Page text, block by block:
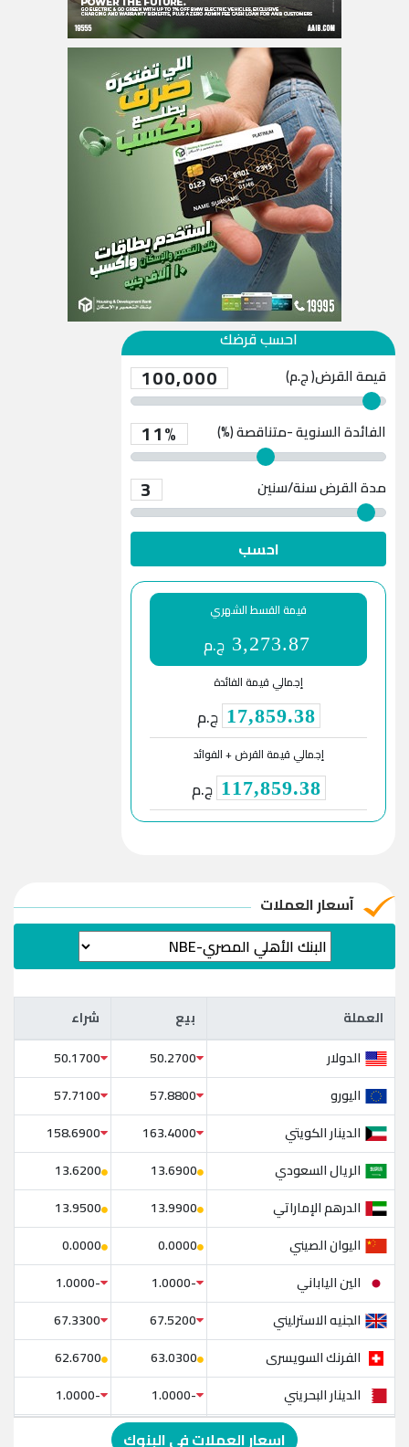
احسب قرضك
قيمة القرض( ج.م) 100,000
الفائدة السنوية -متناقصة (%) 11%
مدة القرض 3 سنة/سنين
احسب
قيمة القسط الشهري
3,273.87 ج.م
إجمالي قيمة الفائدة
17,859.38 ج.م
إجمالي قيمة القرض + الفوائد
117,859.38 ج.م
آسعار العملات
العملة بيع شراء العملة بيع
شراء
الدولار
50.2700
50.1700
اليورو
57.8800
57.7100
الدينار الكويتي
163.4000
158.6900
الريال السعودي
13.6900
13.6200
الدرهم الإماراتي
13.9900
13.9500
اليوان الصيني
0.0000
0.0000
الين الياباني
-1.0000
-1.0000
الجنيه الاسترليني
67.5200
67.3300
الفرنك السويسرى
63.0300
62.6700
الدينار البحريني
-1.0000
-1.0000
الدولار الإسترالي
-1.0000
اسعار العملات في البنوك